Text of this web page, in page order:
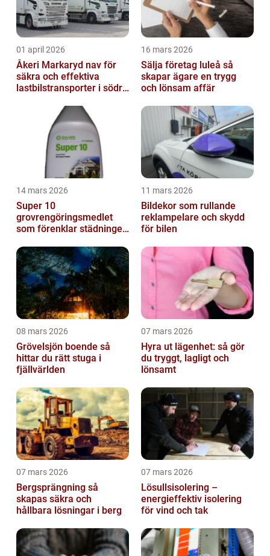
01 april 2026
Åkeri Markaryd nav för
säkra och effektiva
lastbilstransporter i södra
16 mars 2026
Sälja företag luleå så
skapar ägare en trygg
och lönsam affär
14 mars 2026
Super 10
grovrengöringsmedlet
som förenklar städningen
11 mars 2026
Bildekor som rullande
reklampelare och skydd
för bilen
08 mars 2026
Grövelsjön boende så
hittar du rätt stuga i
fjällvärlden
07 mars 2026
Hyra ut lägenhet: så gör
du tryggt, lagligt och
lönsamt
07 mars 2026
Bergsprängning så
skapas säkra och
hållbara lösningar i berg
07 mars 2026
Lösullsisolering –
energieffektiv isolering
för vind och tak